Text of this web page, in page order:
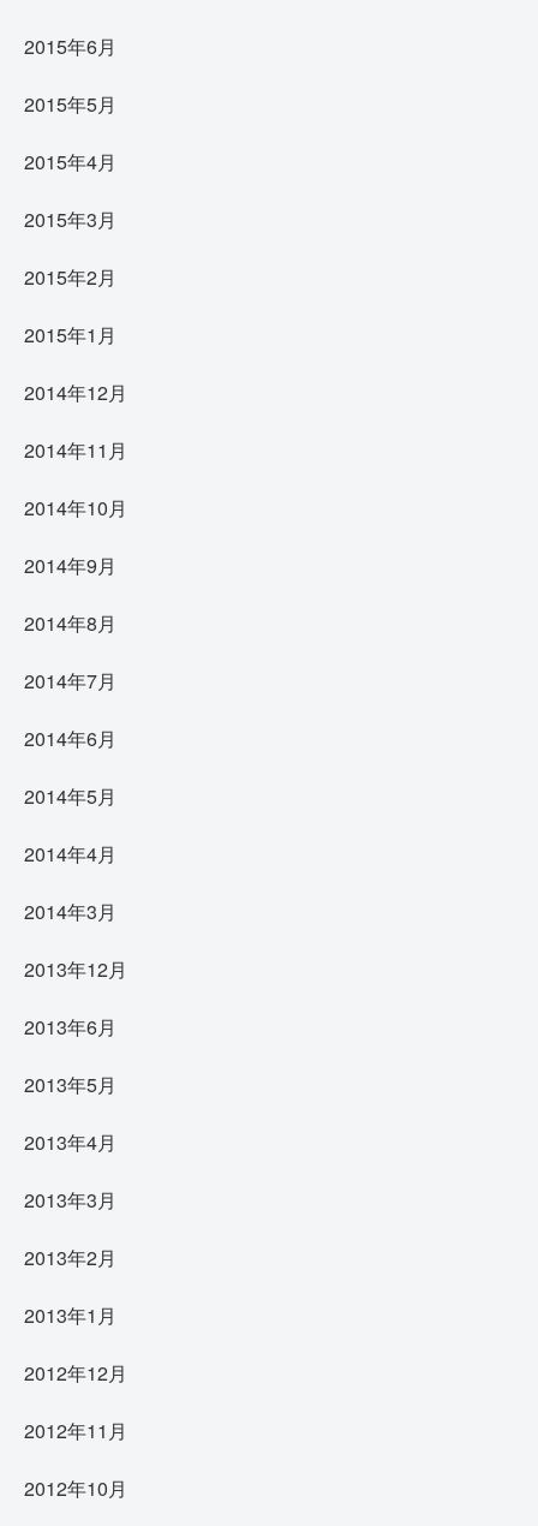
2015年6月
2015年5月
2015年4月
2015年3月
2015年2月
2015年1月
2014年12月
2014年11月
2014年10月
2014年9月
2014年8月
2014年7月
2014年6月
2014年5月
2014年4月
2014年3月
2013年12月
2013年6月
2013年5月
2013年4月
2013年3月
2013年2月
2013年1月
2012年12月
2012年11月
2012年10月